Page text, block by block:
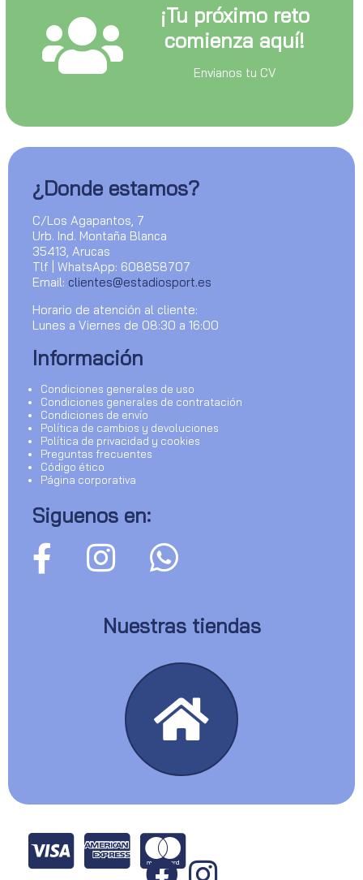
¡Tu próximo reto
comienza aquí!
Envianos tu CV
¿Donde estamos?
C/Los Agapantos, 7
Urb. Ind. Montaña Blanca
35413, Arucas
Tlf | WhatsApp: 608858707
Email: clientes@estadiosport.es
Horario de atención al cliente:
Lunes a Viernes de 08:30 a 16:00
Información
Condiciones generales de uso
Condiciones generales de contratación
Condiciones de envío
Política de cambios y devoluciones
Política de privacidad y cookies
Preguntas frecuentes
Código ético
Página corporativa
Siguenos en:
Nuestras tiendas